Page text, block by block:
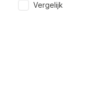
Vergelijk